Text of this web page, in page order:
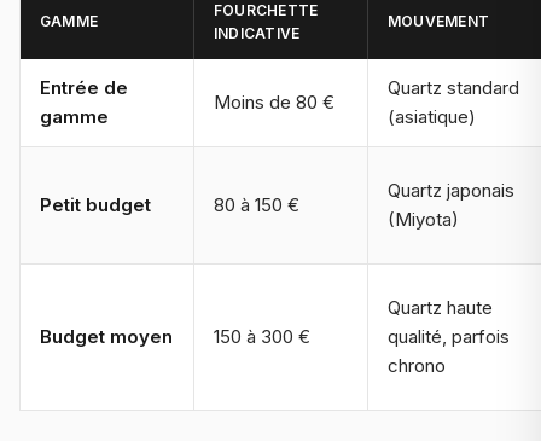
GAMME
FOURCHETTE
INDICATIVE
MOUVEMENT
Entrée de
gamme
Moins de 80 €
Quartz standard
(asiatique)
Petit budget 80 à 150 €
Quartz japonais
(Miyota)
Budget moyen 150 à 300 €
Quartz haute
qualité, parfois
chrono